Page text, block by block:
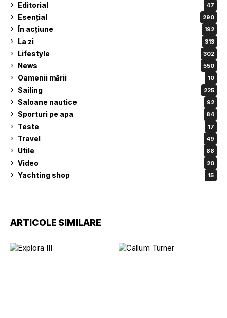
Editorial 47
Esențial 290
În acțiune 192
La zi 313
Lifestyle 302
News 550
Oamenii mării 10
Sailing 225
Saloane nautice 92
Sporturi pe apa 84
Teste 17
Travel 49
Utile 88
Video 20
Yachting shop 15
ARTICOLE SIMILARE